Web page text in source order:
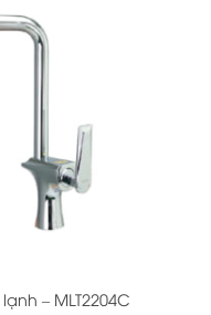
– MLT2204C